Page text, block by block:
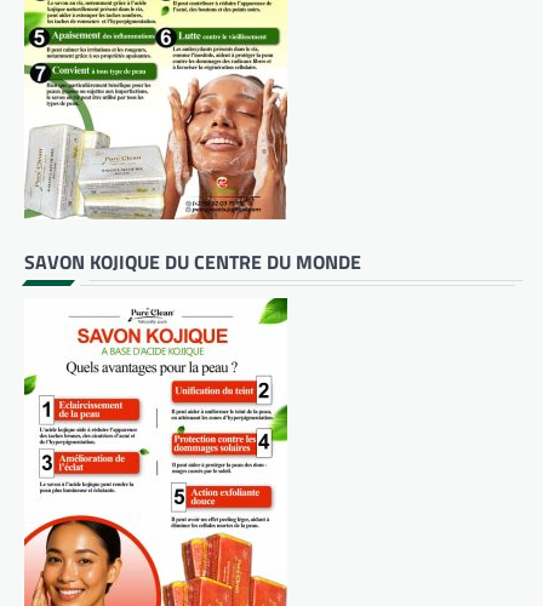
SAVON KOJIQUE DU CENTRE DU MONDE